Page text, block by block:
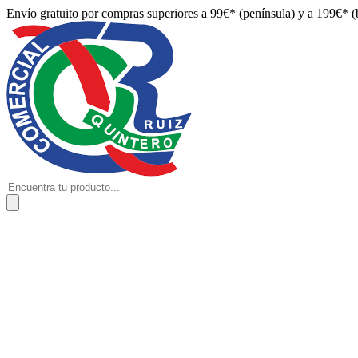
Envío gratuito por compras superiores a 99€* (península) y a 199€*